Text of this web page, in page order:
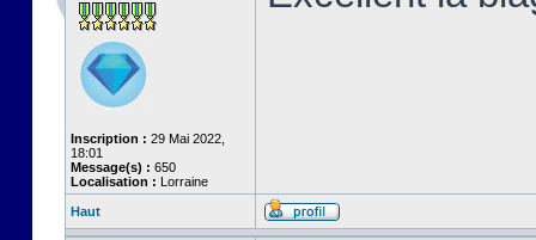
Inscription : 29 Mai 2022,
18:01
Message(s) : 650
Localisation : Lorraine
Haut